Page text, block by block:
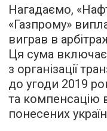
Нагадаємо,
«Газпрому»
виграв в
Ця сума
з організації
до угоди 2019
та компенсацію
понесених